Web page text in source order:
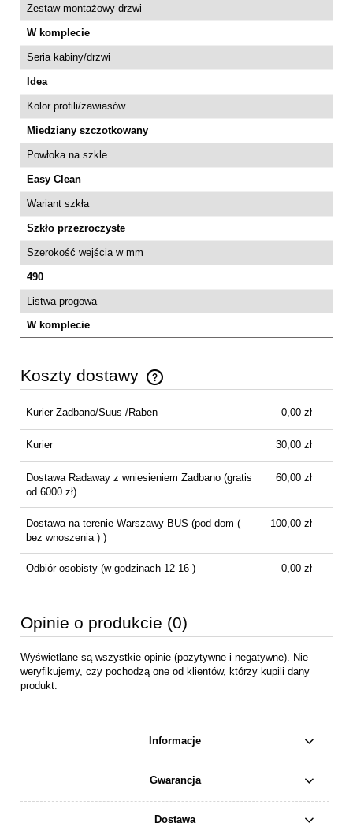
Zestaw montażowy drzwi
W komplecie
Seria kabiny/drzwi
Idea
Kolor profili/zawiasów
Miedziany szczotkowany
Powłoka na szkle
Easy Clean
Wariant szkła
Szkło przezroczyste
Szerokość wejścia w mm
490
Listwa progowa
W komplecie
Koszty dostawy
Cena nie zawiera ewentualnych kosztów płatności
Kurier Zadbano/Suus /Raben 0,00 zł
Kurier 30,00 zł
Dostawa Radaway z wniesieniem Zadbano(gratis
od 6000 zł)
60,00 zł
Dostawa na terenie Warszawy BUS (pod dom (
bez wnoszenia ) )
100,00 zł
Odbiór osobisty(w godzinach 12-16 ) 0,00 zł
Opinie o produkcie (0)
Wyświetlane są wszystkie opinie (pozytywne i negatywne). Nie
weryfikujemy, czy pochodzą one od klientów, którzy kupili dany
produkt.
Informacje
Gwarancja
Dostawa